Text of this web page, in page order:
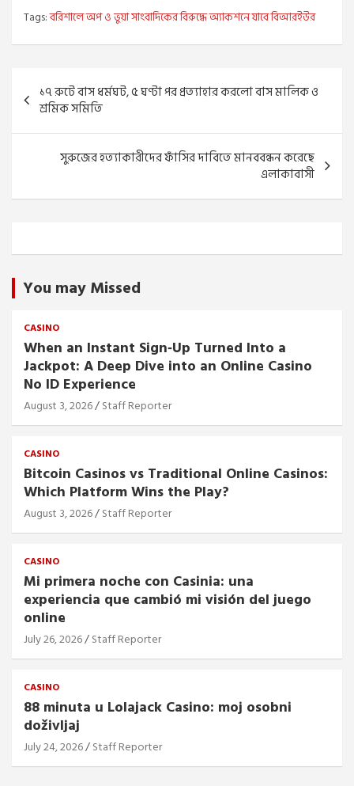
Tags:বরিশালে অপ ও ভুয়া সাংবাদিকের বিরুদ্ধে অ্যাকশনে যাবে বিআরইউর
Post
navigation
১৭ রুটে বাস ধর্মঘট, ৫ ঘণ্টা পর প্রত্যাহার করলো বাস মালিক ও
শ্রমিক সমিতি
সুরুজের হত্যাকারীদের ফাঁসির দাবিতে মানববন্ধন করেছে
এলাকাবাসী
You may Missed
CASINO
When an Instant Sign‑Up Turned Into a
Jackpot: A Deep Dive into an Online Casino
No ID Experience
August 3, 2026 Staff Reporter
CASINO
Bitcoin Casinos vs Traditional Online Casinos:
Which Platform Wins the Play?
August 3, 2026 Staff Reporter
CASINO
Mi primera noche con Casinia: una
experiencia que cambió mi visión del juego
online
July 26, 2026 Staff Reporter
CASINO
88 minuta u Lolajack Casino: moj osobni
doživljaj
July 24, 2026 Staff Reporter